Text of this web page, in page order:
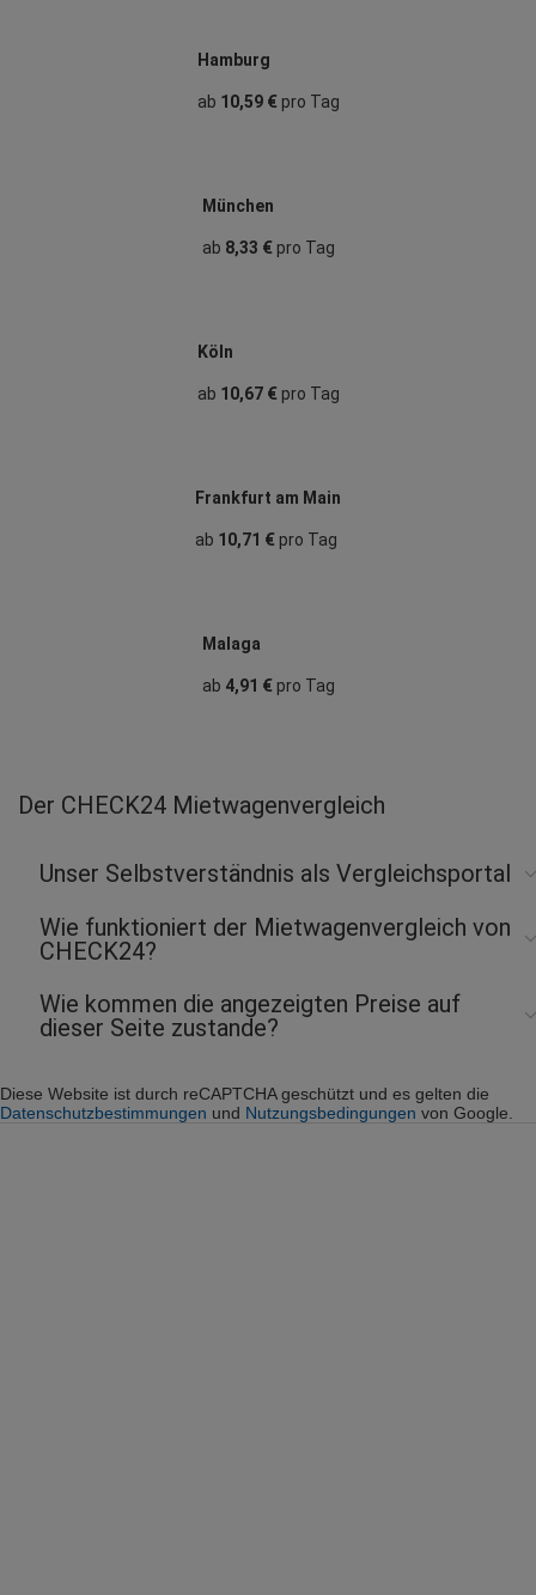
Hamburg
ab 10,59 €pro Tag
München
ab 8,33 €pro Tag
Köln
ab 10,67 €pro Tag
Frankfurt am Main
ab 10,71 € pro Tag
Malaga
ab 4,91 €pro Tag
Der CHECK24 Mietwagenvergleich
Unser Selbstverständnis als Vergleichsportal
Wie funktioniert der Mietwagenvergleich von
CHECK24?
Wie kommen die angezeigten Preise auf
dieser Seite zustande?
Diese Website ist durch reCAPTCHA geschützt und es gelten die
Datenschutzbestimmungen und Nutzungsbedingungen von Google.